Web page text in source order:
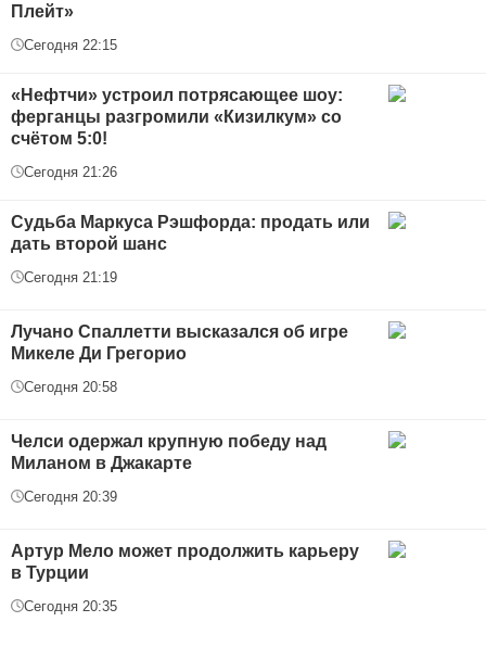
Плейт»
Сегодня 22:15
«Нефтчи» устроил потрясающее шоу:
ферганцы разгромили «Кизилкум» со
счётом 5:0!
Сегодня 21:26
Судьба Маркуса Рэшфорда: продать или
дать второй шанс
Сегодня 21:19
Лучано Спаллетти высказался об игре
Микеле Ди Грегорио
Сегодня 20:58
Челси одержал крупную победу над
Миланом в Джакарте
Сегодня 20:39
Артур Мело может продолжить карьеру
в Турции
Сегодня 20:35